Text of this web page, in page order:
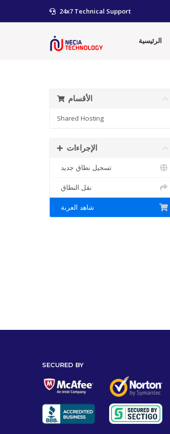
24x7 Technical Support
الرئيسية
الأقسام
Shared Hosting
الإجراءات
تسجيل نطاق جديد
نقل النطاق
شاهد العربة
SECURED BY